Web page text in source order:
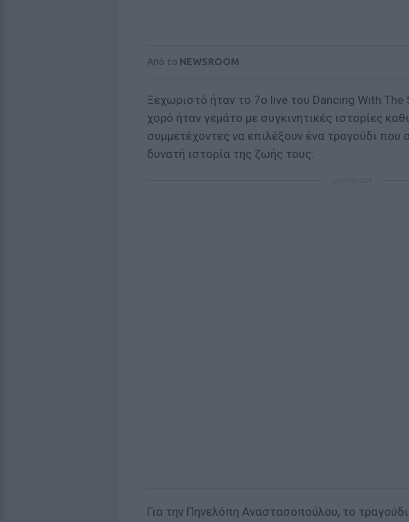
Από το NEWSROOM
Ξεχωριστό ήταν το 7o live του Dancing With
χορό ήταν γεμάτο με συγκινητικές ιστορίες
συμμετέχοντες να επιλέξουν ένα τραγούδι που
δυνατή ιστορία της ζωής τους.
Για την Πηνελόπη Αναστασοπούλου, το